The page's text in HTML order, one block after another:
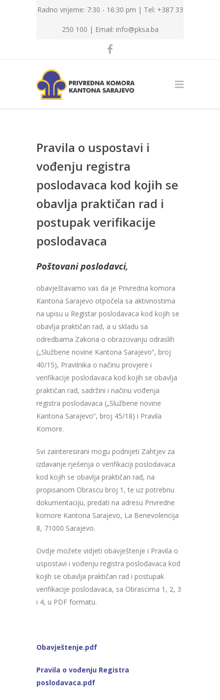
Radno vrijeme: 7:30 - 16:30 pm | Tel: +387 33
250 100 | Email: info@pksa.ba
Pravila o uspostavi i
vođenju registra
poslodavaca kod kojih se
obavlja praktičan rad i
postupak verifikacije
poslodavaca
Poštovani poslodavci,
obavještavamo vas da je Privredna komora
Kantona Sarajevo otpočela sa aktivnostima
na upisu u Registar poslodavaca kod kojih se
obavlja praktičan rad, a u skladu sa
odredbama Zakona o obrazovanju odraslih
(„Službene novine Kantona Sarajevo“, broj
40/15), Pravilnika o načinu provjere i
verifikacije poslodavaca kod kojih se obavlja
praktičan rad, sadržini i načinu vođenja
registra poslodavaca („Službene novine
Kantona Sarajevo“, broj 45/18) i Pravila
Komore.
Svi zainteresirani mogu podnijeti Zahtjev za
izdavanje rješenja o verifikaciji poslodavaca
kod kojih se obavlja praktičan rad, na
propisanom Obrascu broj 1, te uz potrebnu
dokumentaciju, predati na adresu Privredne
komore Kantona Sarajevo, La Benevolencija
8, 71000 Sarajevo.
Ovdje možete vidjeti obavještenje i Pravila o
uspostavi i vođenju registra poslodavaca kod
kojih se obavlja praktičan rad i postupak
verifikacije poslodavaca, sa Obrascima 1, 2, 3
i 4, u PDF formatu.
Obavještenje.pdf
Pravila o vođenju Registra
poslodavaca.pdf